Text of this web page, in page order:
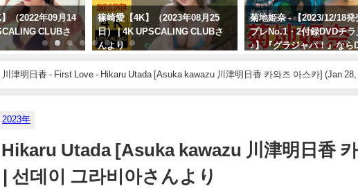
（2022年09月14
CLUBさ
篠崎愛【4K】（2023年08月25
日） | 4K UPSCALING CLUBさ
んより
菊地姫奈 - 【2023/12/18発
プレNo.1・2付録DVDチラ
♪】『グラジャパ！』なら
視聴できる♪ #菊地姫奈
Kikuchi（2023年12月15
プレChannel【集英社 週
川津明日香 - First Love - Hikaru Utada [Asuka kawazu 川津明日香 카와즈 아스카] (Jan 28,
2023年
Utada [Asuka kawazu 川津明日香
선데이 그라비아さんより